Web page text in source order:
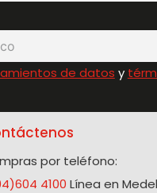
de datos y
por teléfono:
4100 Línea en